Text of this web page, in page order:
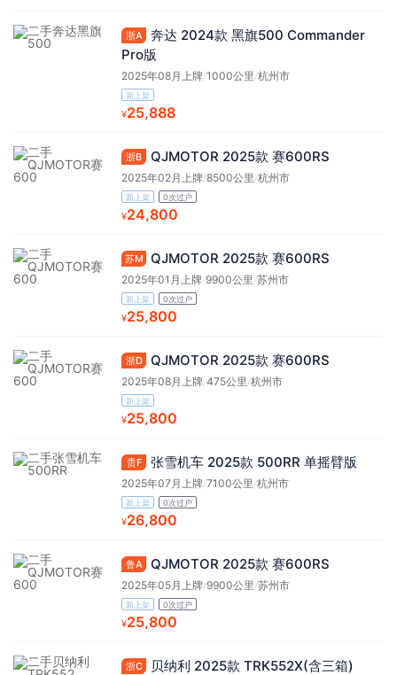
浙A
奔达 2024款 黑旗500 Commander
Pro版
2025年08月上牌/1000公里/杭州市
新上架
¥25,888
浙B QJMOTOR 2025款 赛600RS
2025年02月上牌/8500公里/杭州市
新上架 0次过户
¥24,800
苏M QJMOTOR 2025款 赛600RS
2025年01月上牌/9900公里 /苏州市
新上架 0次过户
¥25,800
浙D QJMOTOR 2025款 赛600RS
2025年08月上牌/475公里 /杭州市
新上架
¥25,800
贵F 张雪机车 2025款 500RR 单摇臂版
2025年07月上牌/7100公里 /杭州市
新上架 0次过户
¥26,800
鲁A QJMOTOR 2025款 赛600RS
2025年05月上牌/9900公里 /苏州市
新上架 0次过户
¥25,800
浙C 贝纳利 2025款 TRK552X(含三箱)